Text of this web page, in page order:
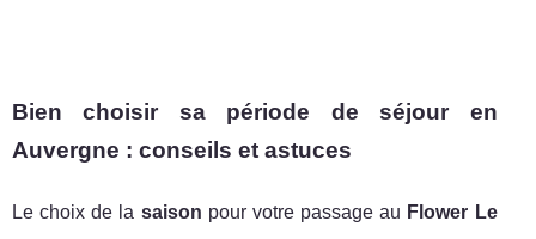
Bien choisir sa période de séjour en
Auvergne : conseils et astuces
Le choix de la saison pour votre passage au Flower Le